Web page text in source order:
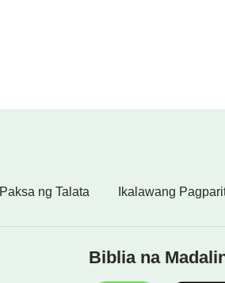
Paksa ng Talata Ikalawang
Biblia na